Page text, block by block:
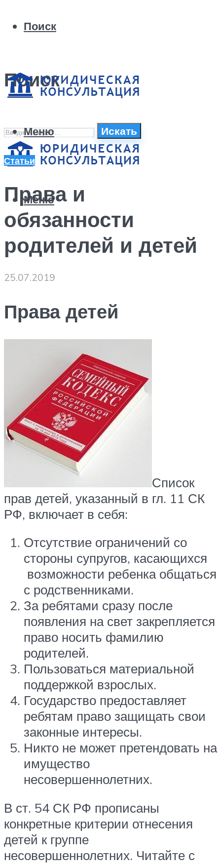
Поиск
Поиск
Искать
Меню
Меню
Статьи
Права и
обязанности
родителей и детей
25.07.2019
Права детей
Список
прав детей, указанный в гл. 11 СК
РФ, включает в себя:
Отсутствие ограничений со
стороны супругов, касающихся
возможности ребенка общаться
с родственниками.
За ребятами сразу после
появления на свет закрепляется
право носить фамилию
родителей.
Пользоваться материальной
поддержкой взрослых.
Государство предоставляет
ребятам право защищать свои
законные интересы.
Никто не может претендовать на
имущество
несовершеннолетних.
В ст. 54 СК РФ прописаны
конкретные критерии отнесения
детей к группе
несовершеннолетних. Читайте с